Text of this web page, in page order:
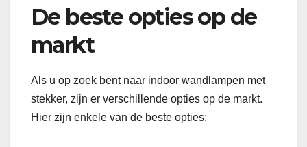
De beste opties op de
markt
Als u op zoek bent naar indoor wandlampen met
stekker, zijn er verschillende opties op de markt.
Hier zijn enkele van de beste opties: